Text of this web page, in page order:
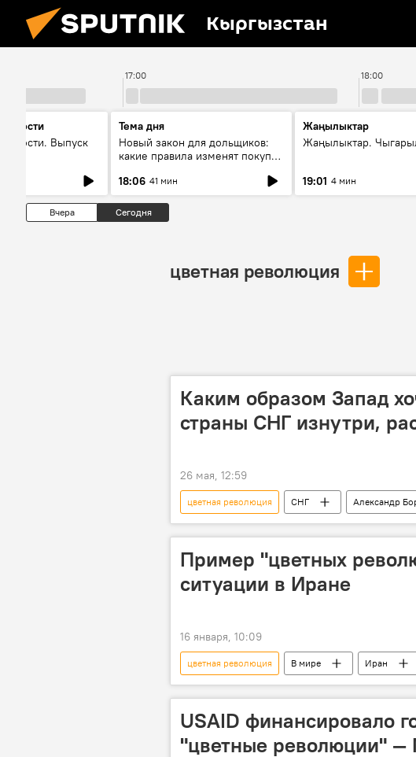
Кыргызстан
17:00 18:00
Выпуск
Тема дня
Новый закон для дольщиков:
какие правила изменят покупку
18:06 41 мин
Жаңылыктар
Жаңылыктар.
19:01 4 мин
Вчера Сегодня
цветная революция
Каким образом Запад
страны СНГ изнутри,
26 мая, 12:59
цветная революция СНГ Александр
Пример "цветных
ситуации в Иране
16 января, 10:09
цветная революция В мире Иран
USAID финансировало
"цветные революции" —